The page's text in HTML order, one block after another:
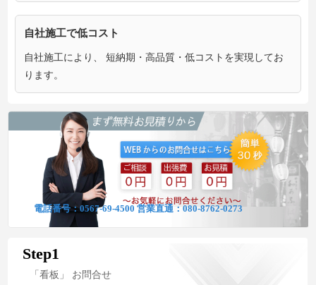
自社施工で低コスト
自社施工により、 短納期・高品質・低コストを実現してお
ります。
電話番号：0567-69-4500 営業直通：080-8762-0273
Step1
「看板」 お問合せ